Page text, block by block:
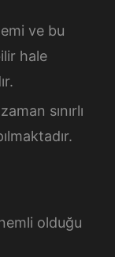
ve bu
hale
sınırlı
olduğu